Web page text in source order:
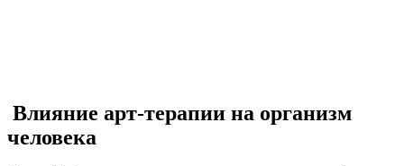
Влияние арт-терапии на организм
человека